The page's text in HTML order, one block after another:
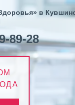
в
89-28